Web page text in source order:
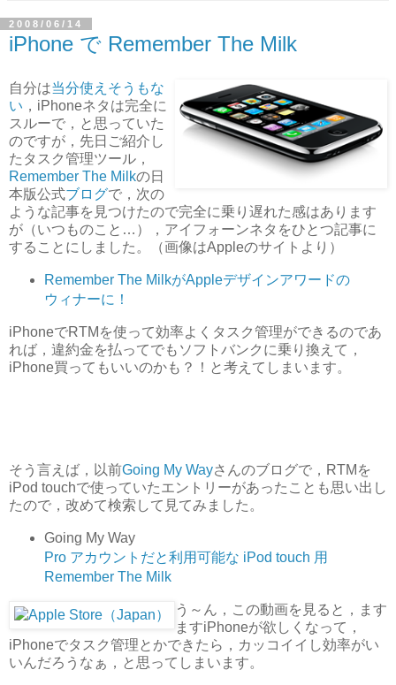
2008/06/14
iPhone で Remember The Milk
自分は当分使えそうもな
い ，iPhoneネタは完全に
スルーで，と思っていた
のですが，先日ご紹介し
たタスク管理ツール，
Remember The Milkの日
本版公式ブログで，次の
ような記事を見つけたので完全に乗り遅れた感はあります
が（いつものこと…），アイフォーンネタをひとつ記事に
することにしました。（画像はAppleのサイトより）
Remember The MilkがAppleデザインアワードの
ウィナーに！
iPhoneでRTMを使って効率よくタスク管理ができるのであ
れば，違約金を払ってでもソフトバンクに乗り換えて，
iPhone買ってもいいのかも？！と考えてしまいます。
そう言えば，以前Going My Wayさんのブログで，RTMを
iPod touchで使っていたエントリーがあったことも思い出し
たので，改めて検索して見てみました。
Going My Way
Pro アカウントだと利用可能な iPod touch 用
Remember The Milk
う～ん，この動画を見ると，ます
ますiPhoneが欲しくなって，
iPhoneでタスク管理とかできたら，カッコイイし効率がい
いんだろうなぁ，と思ってしまいます。